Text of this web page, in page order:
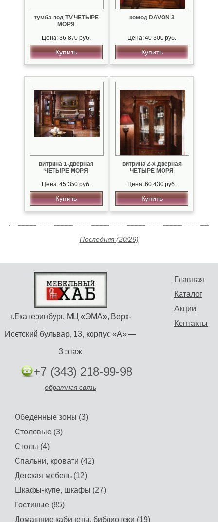
тумба под TV ЧЕТЫРЕ
МОРЯ
Цена: 36 870 руб.
Купить
комод DAVON 3
Цена: 40 300 руб.
Купить
витрина 1-дверная
ЧЕТЫРЕ МОРЯ
Цена: 45 350 руб.
Купить
витрина 2-х дверная
ЧЕТЫРЕ МОРЯ
Цена: 60 430 руб.
Купить
Последняя (20/26)
Главная
Каталог
Акции
Контакты
г.Екатеринбург, МЦ «ЭМА», Верх-
Исетский бульвар, 13, корпус «А» —
3 этаж
+7 (343) 218-99-98
обратная связь
Обеденные зоны (3)
Столовые (3)
Столы (4)
Спальни, кровати (42)
Детская мебель (12)
Шкафы-купе, шкафы (27)
Гостиные (85)
Домашние кабинеты, библиотеки (19)